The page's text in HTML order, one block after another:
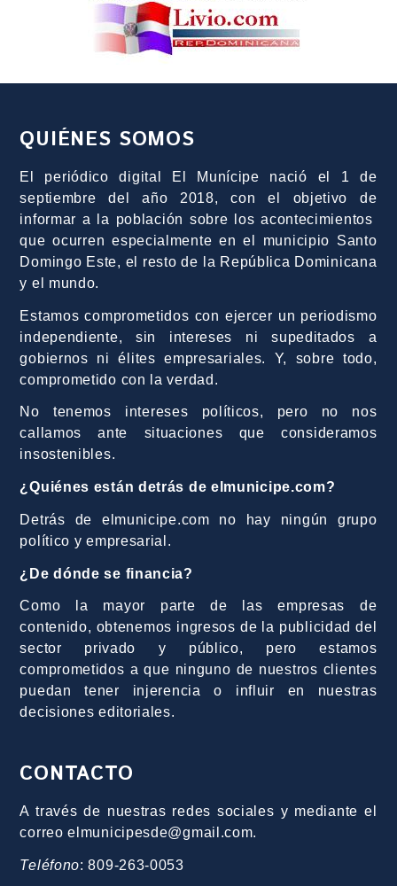
QUIÉNES SOMOS
El periódico digital El Munícipe nació el 1 de
septiembre del año 2018, con el objetivo de
informar a la población sobre los acontecimientos
que ocurren especialmente en el municipio Santo
Domingo Este, el resto de la República Dominicana
y el mundo.
Estamos comprometidos con ejercer un periodismo
independiente, sin intereses ni supeditados a
gobiernos ni élites empresariales. Y, sobre todo,
comprometido con la verdad.
No tenemos intereses políticos, pero no nos
callamos ante situaciones que consideramos
insostenibles.
¿Quiénes están detrás de elmunicipe.com?
Detrás de elmunicipe.com no hay ningún grupo
político y empresarial.
¿De dónde se financia?
Como la mayor parte de las empresas de
contenido, obtenemos ingresos de la publicidad del
sector privado y público, pero estamos
comprometidos a que ninguno de nuestros clientes
puedan tener injerencia o influir en nuestras
decisiones editoriales.
CONTACTO
A través de nuestras redes sociales y mediante el
correo elmunicipesde@gmail.com.
Teléfono: 809-263-0053